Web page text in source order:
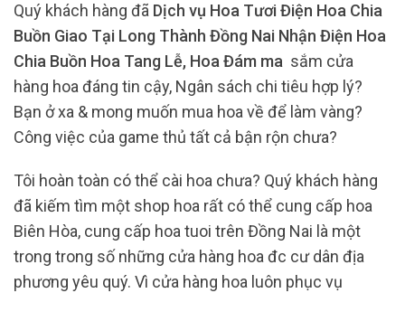
Quý khách hàng đã Dịch vụ Hoa Tươi Điện Hoa Chia
Buồn Giao Tại Long Thành Đồng Nai Nhận Điện Hoa
Chia Buồn Hoa Tang Lễ, Hoa Đám ma sắm cửa
hàng hoa đáng tin cậy, Ngân sách chi tiêu hợp lý?
Bạn ở xa & mong muốn mua hoa về để làm vàng?
Công việc của game thủ tất cả bận rộn chưa?
Tôi hoàn toàn có thể cài hoa chưa? Quý khách hàng
đã kiếm tìm một shop hoa rất có thể cung cấp hoa
Biên Hòa, cung cấp hoa tuoi trên Đồng Nai là một
trong trong số những cửa hàng hoa đc cư dân địa
phương yêu quý. Vì cửa hàng hoa luôn phục vụ